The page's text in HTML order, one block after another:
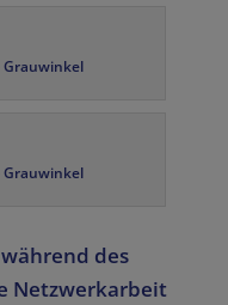
Grauwinkel
Grauwinkel
des
Netzwerkarbeit